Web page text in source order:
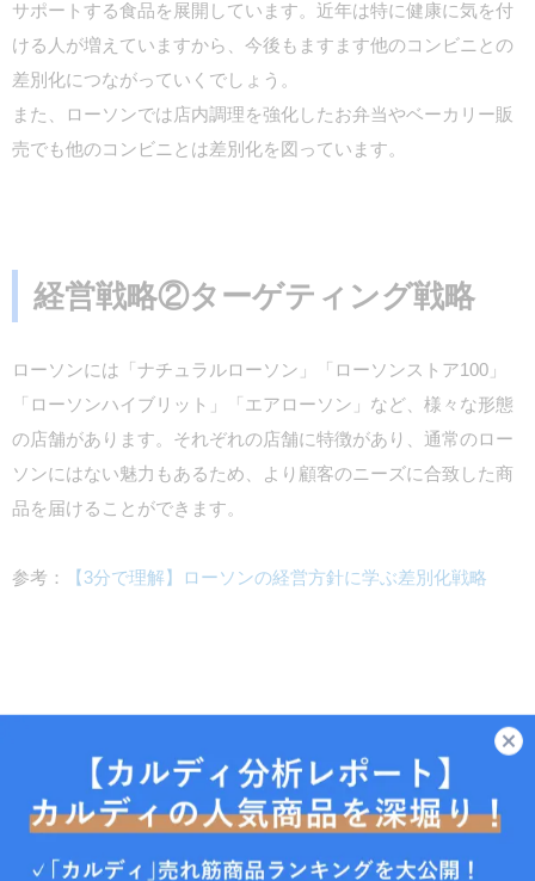
サポートする食品を展開しています。近年は特に健康に気を付
ける人が増えていますから、今後もますます他のコンビニとの
差別化につながっていくでしょう。
また、ローソンでは店内調理を強化したお弁当やベーカリー販
売でも他のコンビニとは差別化を図っています。
経営戦略②ターゲティング戦略
ローソンには「ナチュラルローソン」「ローソンストア100」
「ローソンハイブリット」「エアローソン」など、様々な形態
の店舗があります。それぞれの店舗に特徴があり、通常のロー
ソンにはない魅力もあるため、より顧客のニーズに合致した商
品を届けることができます。
参考： 【3分で理解】ローソンの経営方針に学ぶ差別化戦略
コンビニはこれからの時代に
どう対応すべき？